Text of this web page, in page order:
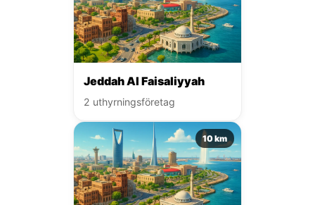
Jeddah Al Faisaliyyah
2 uthyrningsföretag
10 km